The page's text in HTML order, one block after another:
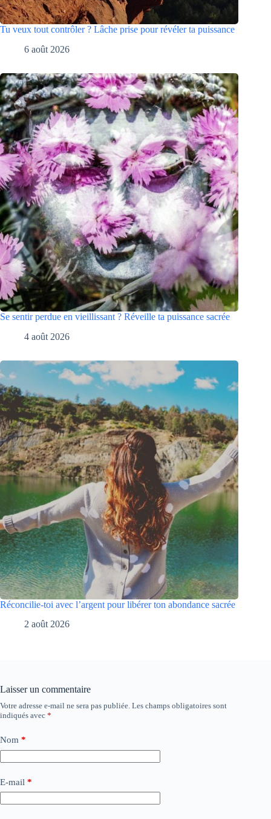
Tu veux tout contrôler ? Lâche prise pour révéler ta puissance
6 août 2026
Se sentir perdue en vieillissant ? Réveille ta puissance sacrée
4 août 2026
Réconcilie-toi avec l’argent pour libérer ton abondance sacrée
2 août 2026
Laisser un commentaire
Votre adresse e-mail ne sera pas publiée. Les champs obligatoires sont
indiqués avec *
Nom *
E-mail *